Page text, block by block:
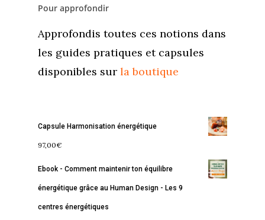
Pour approfondir
Approfondis toutes ces notions dans
les guides pratiques et capsules
disponibles sur la boutique
Capsule Harmonisation énergétique
97,00€
Ebook - Comment maintenir ton équilibre
énergétique grâce au Human Design - Les 9
centres énergétiques
Se réaliser
Accompagnements
Lectures de Human
Libération
Programmes
Amour & Guérison
Boutique
À propos